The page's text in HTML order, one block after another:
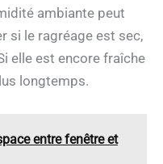
ambiante peut
si le ragréage est sec,
elle est encore fraîche
longtemps.
entre fenêtre et